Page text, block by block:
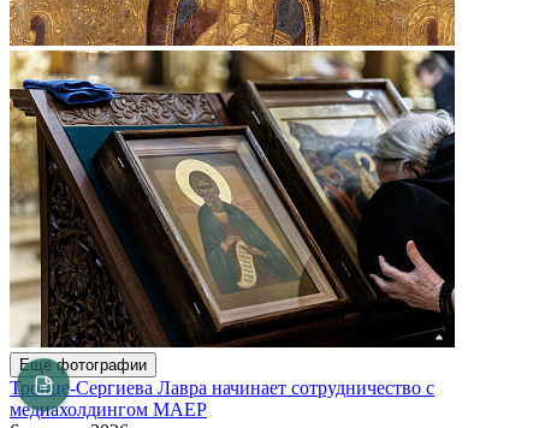
Ещё фотографии
Троице-Сергиева Лавра начинает сотрудничество с
медиахолдингом МАЕР